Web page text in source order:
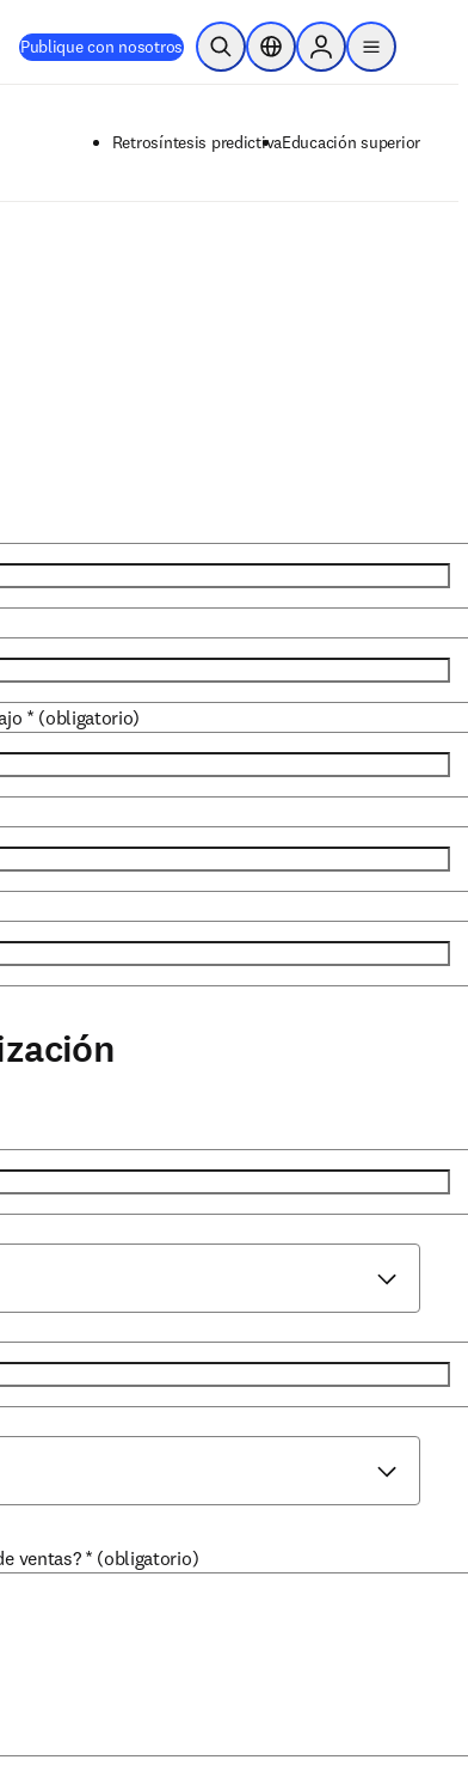
Publique con nosotros Abrir búsquedaSelector de ubicación
Sign in to products
menu
Retrosíntesis predictivaEducación superior
* (obligatorio)
ventas? * (obligatorio)